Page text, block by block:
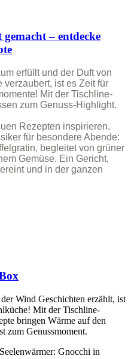
gemacht – entdecke
erfüllt und der Duft von
ist es Zeit für
Mit der Tischline-
zum Genuss-Highlight.
Rezepten inspirieren.
für besondere Abende:
begleitet von grüner
Gemüse. Ein Gericht,
und in der ganzen
Wind Geschichten erzählt, ist
Mit der Tischline-
bringen Wärme auf den
zum Genussmoment.
Gnocchi in